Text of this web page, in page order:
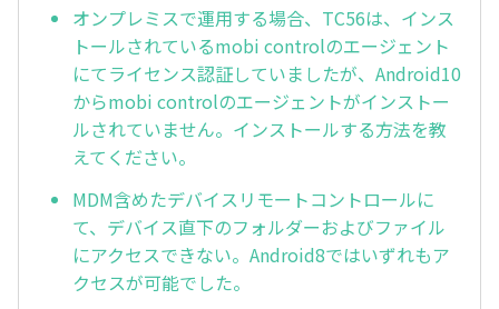
オンプレミスで運用する場合、TC56は、インス
トールされているmobi controlのエージェント
にてライセンス認証していましたが、Android10
からmobi controlのエージェントがインストー
ルされていません。インストールする方法を教
えてください。
MDM含めたデバイスリモートコントロールに
て、デバイス直下のフォルダーおよびファイル
にアクセスできない。Android8ではいずれもア
クセスが可能でした。